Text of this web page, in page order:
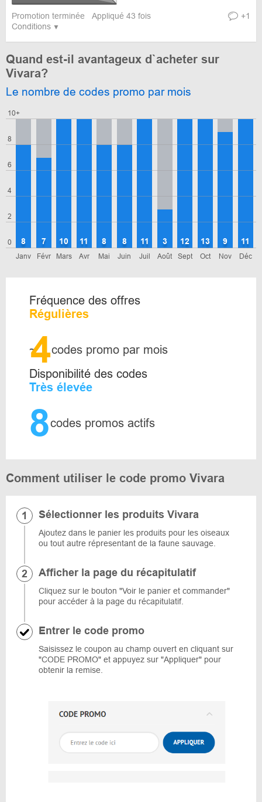
Conditions
Promotion terminée Appliqué 43 fois +1
Quand est-il avantageux d`acheter sur
Vivara?
Le nombre de codes promo par mois
0
2
4
6
8
10+
Janv
8
Févr
7
Mars
10
Avr
11
Mai
8
Juin
8
Juil
11
Août
3
Sept
12
Oct
13
Nov
9
Déc
11
Fréquence des offres
Régulières
~
4codes promo par mois
Disponibilité des codes
Très élevée
8codes promos actifs
Comment utiliser le code promo Vivara
Sélectionner les produits Vivara
Ajoutez dans le panier les produits pour les oiseaux
ou tout autre répresentant de la faune sauvage.
Afficher la page du récapitulatif
Cliquez sur le bouton "Voir le panier et commander"
pour accéder à la page du récapitulatif.
Entrer le code promo
Saisissez le coupon au champ ouvert en cliquant sur
"CODE PROMO" et appuyez sur "Appliquer" pour
obtenir la remise.